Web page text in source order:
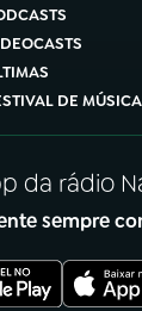
DE MÚSICA
da rádio
sempre